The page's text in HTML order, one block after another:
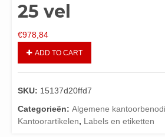
25 vel
€978,84
ADD TO CART
SKU: 15137d20ffd7
Categorieën: Algemene
Kantoorartikelen, Labels en etiketten